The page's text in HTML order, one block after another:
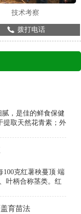
技术考察
拨打电话
，是佳的鲜食保健
提取天然花青素；外
左右。2.蔓短分
100克红薯秧蔓顶 端
叶柄合称茎类。红
15.1%，与猪牛肉
育苗法